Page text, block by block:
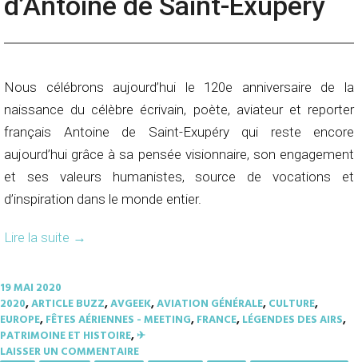
Nous célébrons aujourd’hui le 120e anniversaire de la
naissance du célèbre écrivain, poète, aviateur et reporter
français Antoine de Saint-Exupéry qui reste encore
aujourd’hui grâce à sa pensée visionnaire, son engagement
et ses valeurs humanistes, source de vocations et
d’inspiration dans le monde entier.
Lire la suite →
19 MAI 2020
2020,ARTICLE BUZZ,AVGEEK,AVIATION GÉNÉRALE,CULTURE,
EUROPE,FÊTES AÉRIENNES - MEETING,FRANCE,LÉGENDES DES AIRS,
PATRIMOINE ET HISTOIRE,✈︎
LAISSER UN COMMENTAIRE